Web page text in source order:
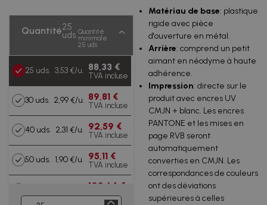
Quantité25
uds. Quantité
minimale
25 uds.
25 uds. 3,53 €/u. 88,33 €
TVA incluse
30 uds. 2,99 €/u. 89,81 €
TVA incluse
40 uds. 2,31 €/u. 92,59 €
TVA incluse
50 uds. 1,90 €/u. 95,11 €
TVA incluse
103,64 €
TVA incluse
Matériau de base: plastique
rigide avec pièce
d'ouverture en métal.
Arrière: comprend un petit
aimant en néodyme à haute
adhérence.
Impression: directe sur le
produit avec encres UV
CMJN + blanc. Les encres
PANTONE et les mises en
page RVB seront
automatiquement
converties en CMJN. Les
correspondances de couleurs
ont des déviations
supérieures à celles